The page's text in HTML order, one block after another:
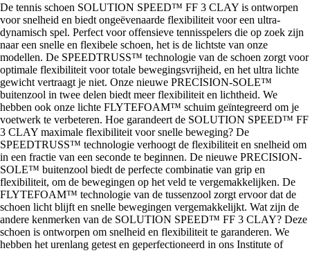
De tennis schoen SOLUTION SPEED™ FF 3 CLAY is ontworpen
voor snelheid en biedt ongeëvenaarde flexibiliteit voor een ultra-
dynamisch spel. Perfect voor offensieve tennisspelers die op zoek zijn
naar een snelle en flexibele schoen, het is de lichtste van onze
modellen. De SPEEDTRUSS™ technologie van de schoen zorgt voor
optimale flexibiliteit voor totale bewegingsvrijheid, en het ultra lichte
gewicht vertraagt je niet. Onze nieuwe PRECISION-SOLE™
buitenzool in twee delen biedt meer flexibiliteit en lichtheid. We
hebben ook onze lichte FLYTEFOAM™ schuim geïntegreerd om je
voetwerk te verbeteren. Hoe garandeert de SOLUTION SPEED™ FF
3 CLAY maximale flexibiliteit voor snelle beweging? De
SPEEDTRUSS™ technologie verhoogt de flexibiliteit en snelheid om
in een fractie van een seconde te beginnen. De nieuwe PRECISION-
SOLE™ buitenzool biedt de perfecte combinatie van grip en
flexibiliteit, om de bewegingen op het veld te vergemakkelijken. De
FLYTEFOAM™ technologie van de tussenzool zorgt ervoor dat de
schoen licht blijft en snelle bewegingen vergemakkelijkt. Wat zijn de
andere kenmerken van de SOLUTION SPEED™ FF 3 CLAY? Deze
schoen is ontworpen om snelheid en flexibiliteit te garanderen. We
hebben het urenlang getest en geperfectioneerd in ons Institute of